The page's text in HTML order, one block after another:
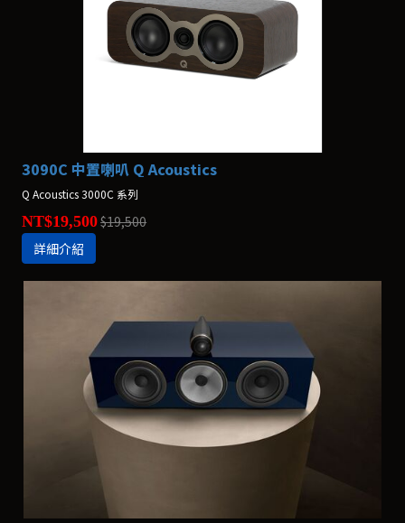
3090C 中置喇叭 Q Acoustics
Q Acoustics 3000C 系列
NT$19,500$19,500
詳細介紹